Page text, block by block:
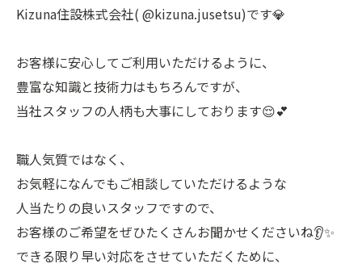
Kizuna住設株式会社( @kizuna.jusetsu)です💎
お客様に安心してご利用いただけるように、
豊富な知識と技術力はもちろんですが、
当社スタッフの人柄も大事にしております😌💕
職人気質ではなく、
お気軽になんでもご相談していただけるような
人当たりの良いスタッフですので、
お客様のご希望をぜひたくさんお聞かせくださいね👂✨
できる限り早い対応をさせていただくために、